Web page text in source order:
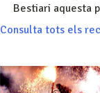
Bestiari aquesta
Consulta tots els